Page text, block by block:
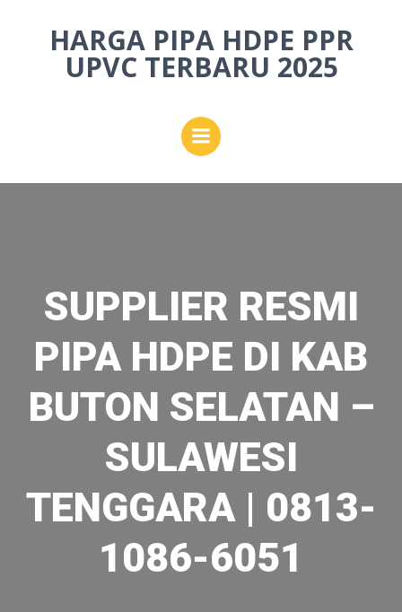
to
content
HARGA PIPA HDPE PPR
UPVC TERBARU 2025
SUPPLIER RESMI
PIPA HDPE DI KAB
BUTON SELATAN –
SULAWESI
TENGGARA | 0813-
1086-6051